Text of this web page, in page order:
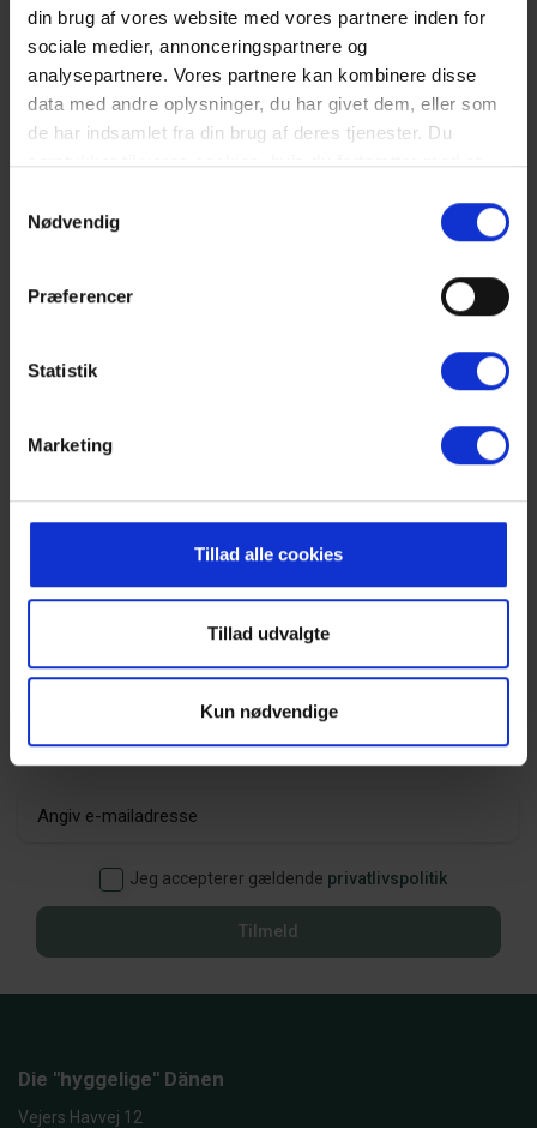
din brug af vores website med vores partnere inden for
sociale medier, annonceringspartnere og
analysepartnere. Vores partnere kan kombinere disse
data med andre oplysninger, du har givet dem, eller som
de har indsamlet fra din brug af deres tjenester. Du
samtykker til vores cookies, hvis du fortsætter med at
Nødvendig
Præferencer
Statistik
Marketing
Tillad alle cookies
Tillad udvalgte
Kun nødvendige
Fra bilen direkte ud i vandet
For dig, der elsker eventyr og kan lide at køre uden for de slagne
altid overholde reglerne og begrænsningerne for at beskytte
naturen og sikre et behageligt ophold for alle.
Tilmeld dig vores nyhedsbrev
Jeg accepterer gældende privatlivspolitik
Tilmeld
Die "hyggelige" Dänen
Vejers Havvej 12